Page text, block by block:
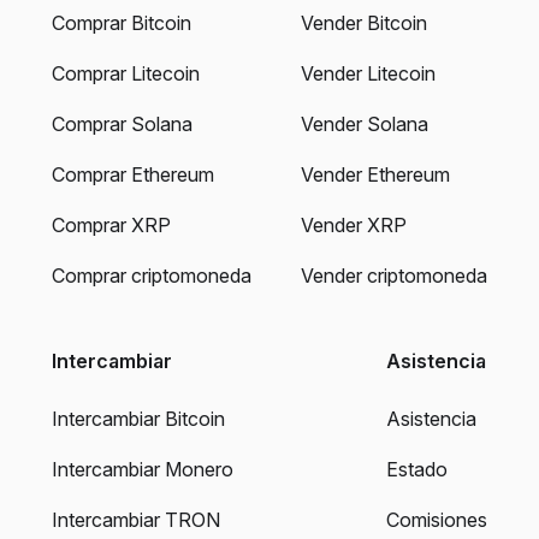
Comprar Bitcoin
Comprar Litecoin
Comprar Solana
Comprar Ethereum
Comprar XRP
Comprar criptomoneda
Vender Bitcoin
Vender Litecoin
Vender Solana
Vender Ethereum
Vender XRP
Vender criptomoneda
Intercambiar
Intercambiar Bitcoin
Intercambiar Monero
Intercambiar TRON
Asistencia
Asistencia
Estado
Comisiones